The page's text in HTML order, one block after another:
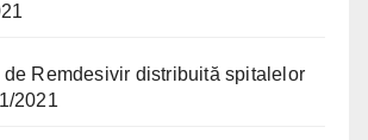
de Remdesivir distribuită spitalelor
2021